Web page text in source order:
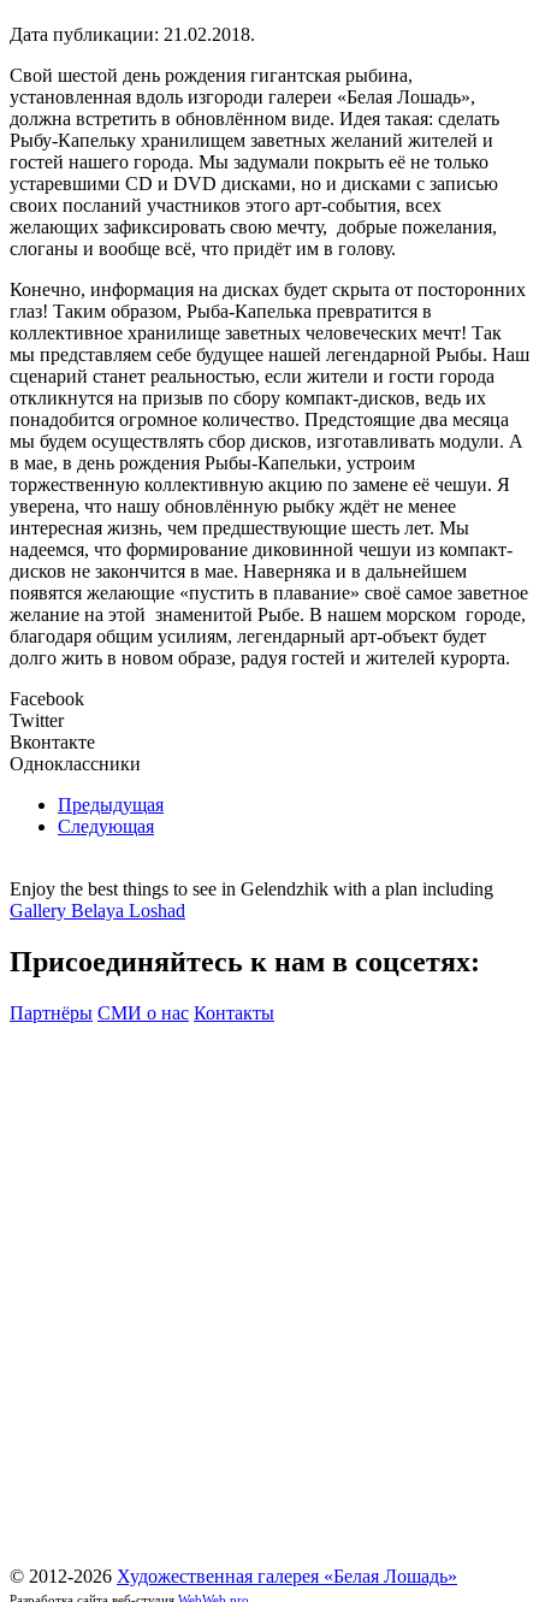
Дата публикации: 21.02.2018.
Свой шестой день рождения гигантская рыбина,
установленная вдоль изгороди галереи «Белая Лошадь»,
должна встретить в обновлённом виде. Идея такая: сделать
Рыбу-Капельку хранилищем заветных желаний жителей и
гостей нашего города. Мы задумали покрыть её не только
устаревшими CD и DVD дисками, но и дисками с записью
своих посланий участников этого арт-события, всех
желающих зафиксировать свою мечту, добрые пожелания,
слоганы и вообще всё, что придёт им в голову.
Конечно, информация на дисках будет скрыта от посторонних
глаз! Таким образом, Рыба-Капелька превратится в
коллективное хранилище заветных человеческих мечт! Так
мы представляем себе будущее нашей легендарной Рыбы. Наш
сценарий станет реальностью, если жители и гости города
откликнутся на призыв по сбору компакт-дисков, ведь их
понадобится огромное количество. Предстоящие два месяца
мы будем осуществлять сбор дисков, изготавливать модули. А
в мае, в день рождения Рыбы-Капельки, устроим
торжественную коллективную акцию по замене её чешуи. Я
уверена, что нашу обновлённую рыбку ждёт не менее
интересная жизнь, чем предшествующие шесть лет. Мы
надеемся, что формирование диковинной чешуи из компакт-
дисков не закончится в мае. Наверняка и в дальнейшем
появятся желающие «пустить в плавание» своё самое заветное
желание на этой знаменитой Рыбе. В нашем морском городе,
благодаря общим усилиям, легендарный арт-объект будет
долго жить в новом образе, радуя гостей и жителей курорта.
Facebook
Twitter
Вконтакте
Одноклассники
Предыдущая
Следующая
Enjoy the best things to see in Gelendzhik with a plan including
Gallery Belaya Loshad
Присоединяйтесь к нам в соцсетях:
Партнёры СМИ о нас Контакты
© 2012-2026 Художественная галерея «Белая Лошадь»